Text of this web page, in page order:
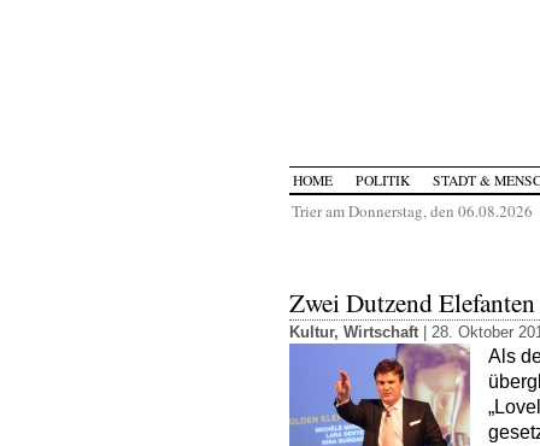
HOME POLITIK STADT &
Trier am Donnerstag, den 06.08.2026
Zwei Dutzend
Kultur, Wirtschaft | 28. Oktober
Als